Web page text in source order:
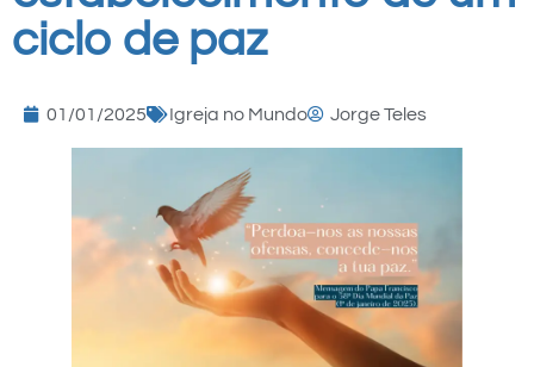
ciclo de paz
01/01/2025 Igreja no Mundo Jorge Teles